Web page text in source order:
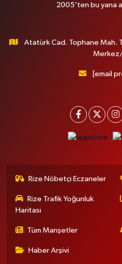
2005'ten bu yana
Atatürk Cad. Tophane Mah.
Merkez/
[email
Rize Nöbetçi Eczaneler
Rize Trafik Yoğunluk
Haritası
Tüm Manşetler
Haber Arşivi